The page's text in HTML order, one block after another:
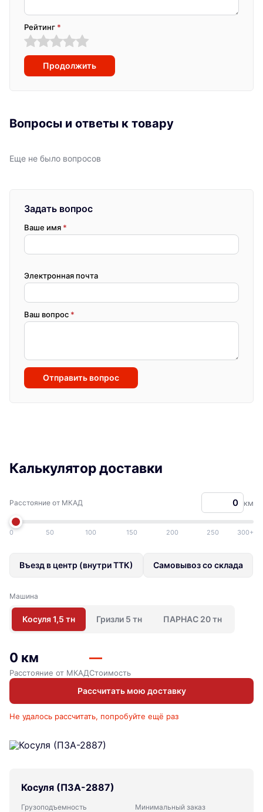
Рейтинг *
Продолжить
Вопросы и ответы к товару
Еще не было вопросов
Задать вопрос
Ваше имя *
Электронная почта
Ваш вопрос *
Отправить вопрос
Калькулятор доставки
Расстояние от МКАД км
0 50 100 150 200 250 300+
Въезд в центр (внутри ТТК) Самовывоз со склада
Машина
Косуля 1,5 тн Гризли 5 тн ПАРНАС 20 тн
0 км
Расстояние от МКАД
—
Стоимость
Рассчитать мою доставку
Не удалось рассчитать, попробуйте ещё раз
Косуля (ПЗА-2887)
Грузоподъемность Минимальный заказ